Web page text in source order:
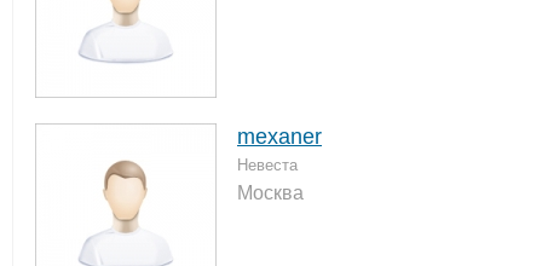
mexaner
Невеста
Москва